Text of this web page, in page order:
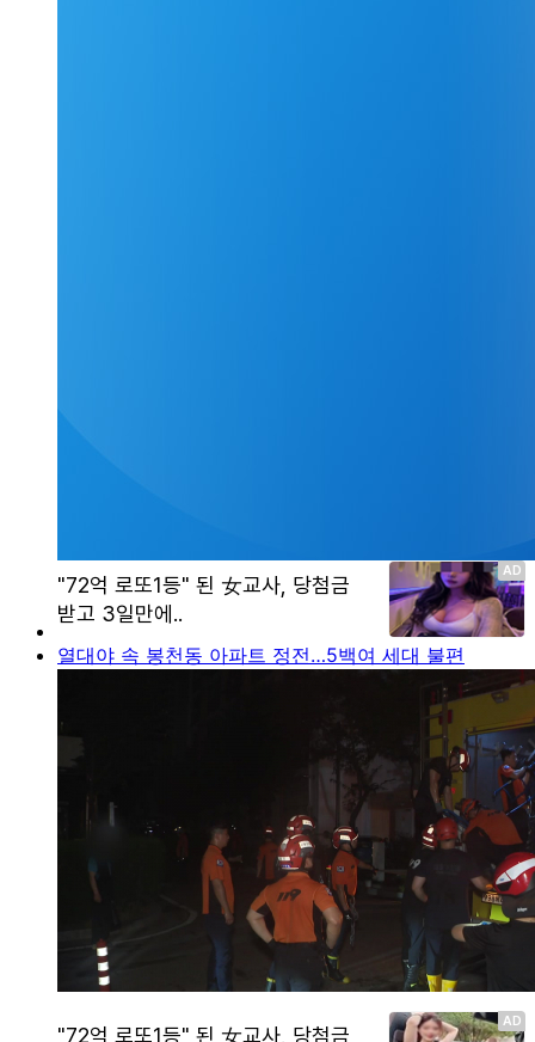
열대야 속 봉천동 아파트 정전…5백여 세대 불편